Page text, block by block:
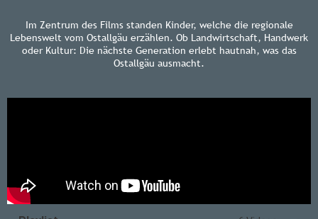
Im Zentrum des Films standen Kinder, welche die regionale
Lebenswelt vom Ostallgäu erzählen. Ob Landwirtschaft, Handwerk
oder Kultur: Die nächste Generation erlebt hautnah, was das
Ostallgäu ausmacht.